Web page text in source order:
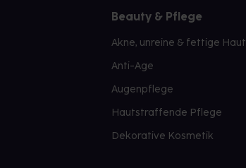
Beauty & Pflege
Akne, unreine & fettige Haut
Anti-Age
Augenpflege
Hautstraffende Pflege
Dekorative Kosmetik